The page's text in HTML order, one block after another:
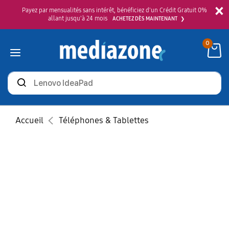
×
Payez par mensualités sans intérêt, bénéficiez d'un Crédit Gratuit 0%
allant jusqu'à 24 mois
ACHETEZ DÈS MAINTENANT
Rechercher
des
produits
0
Accueil Téléphones & Tablettes